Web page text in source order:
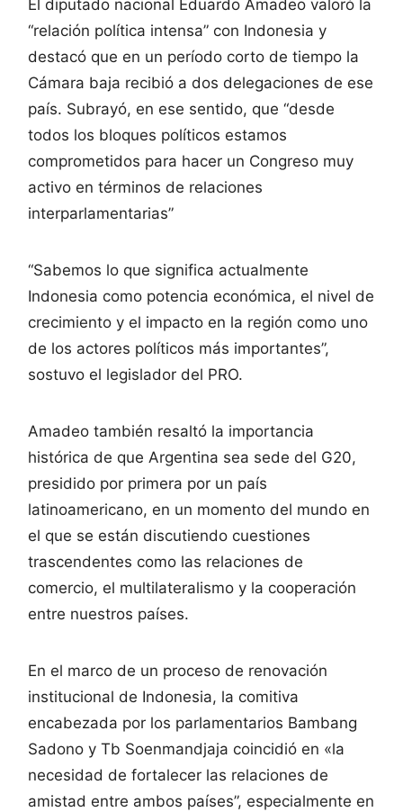
El diputado nacional Eduardo Amadeo valoró la
“relación política intensa” con Indonesia y
destacó que en un período corto de tiempo la
Cámara baja recibió a dos delegaciones de ese
país. Subrayó, en ese sentido, que “desde
todos los bloques políticos estamos
comprometidos para hacer un Congreso muy
activo en términos de relaciones
interparlamentarias”
“Sabemos lo que significa actualmente
Indonesia como potencia económica, el nivel de
crecimiento y el impacto en la región como uno
de los actores políticos más importantes”,
sostuvo el legislador del PRO.
Amadeo también resaltó la importancia
histórica de que Argentina sea sede del G20,
presidido por primera por un país
latinoamericano, en un momento del mundo en
el que se están discutiendo cuestiones
trascendentes como las relaciones de
comercio, el multilateralismo y la cooperación
entre nuestros países.
En el marco de un proceso de renovación
institucional de Indonesia, la comitiva
encabezada por los parlamentarios Bambang
Sadono y Tb Soenmandjaja coincidió en «la
necesidad de fortalecer las relaciones de
amistad entre ambos países”, especialmente en